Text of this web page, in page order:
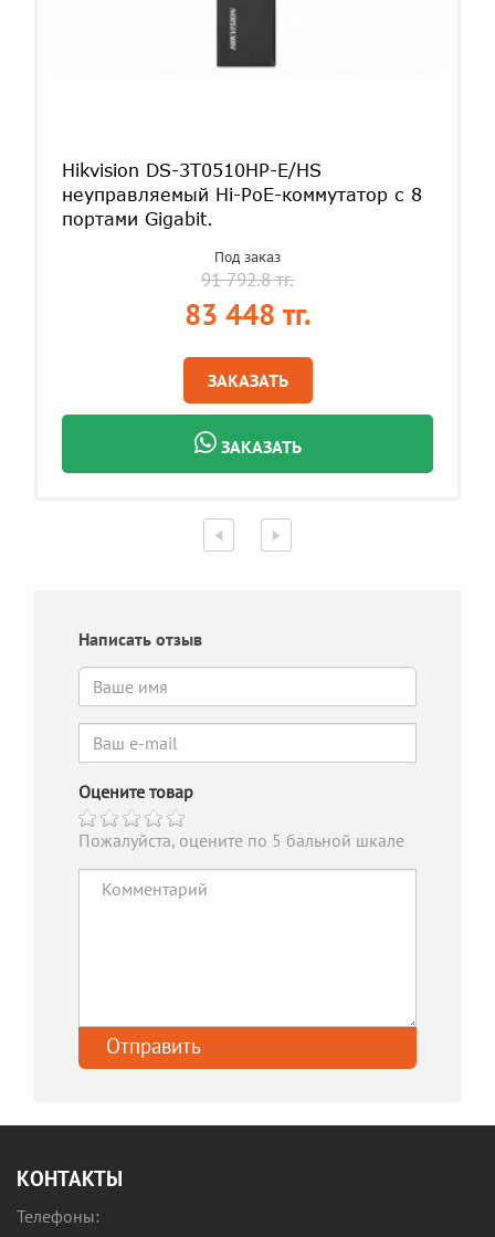
Hikvision DS-3T0510HP-E/HS
неуправляемый Hi-PoE-коммутатор с 8
портами Gigabit.
Под заказ
91 792.8 тг.
83 448 тг.
ЗАКАЗАТЬ
ЗАКАЗАТЬ
Написать отзыв
Оцените товар
Пожалуйста, оцените по 5 бальной шкале
КОНТАКТЫ
Телефоны: